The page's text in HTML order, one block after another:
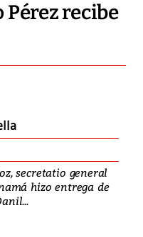
recibe
secretatio general
hizo entrega de